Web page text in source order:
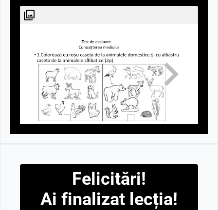
Felicitări!
Ai finalizat lecția!